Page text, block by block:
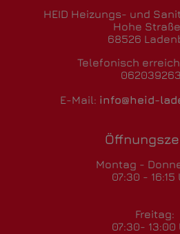
HEID Heizungs- und
Hohe
68526
Telefonisch
E-Mail: info@heid-
Montag -
07:30 - 16:15
Freitag:
07:30- 13:00